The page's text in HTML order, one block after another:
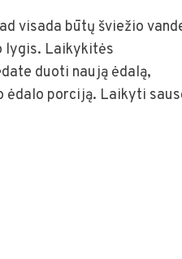
visada būtų šviežio
lygis. Laikykitės
duoti naują ėdalą,
ėdalo porciją. Laikyti